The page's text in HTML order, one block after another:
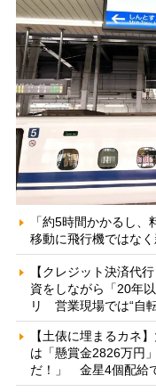
「約5時間かかるし
移動に飛行機ではな
【クレジット決済代
資をしながら「20年
リ 営業現場では“自
【土俵に埋まるカネ
は「懸賞金2826万円
だ！」 金星4個配給